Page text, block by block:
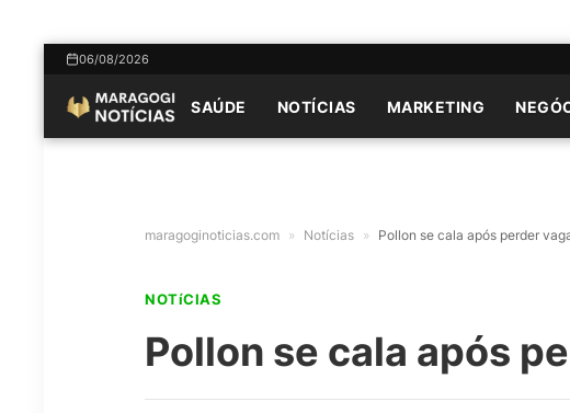
06/08/2026
SAÚDE NOTÍCIAS MARKETING
maragoginoticias.com » Notícias » Pollon se cala após perder
NOTíCIAS
Pollon se cala após